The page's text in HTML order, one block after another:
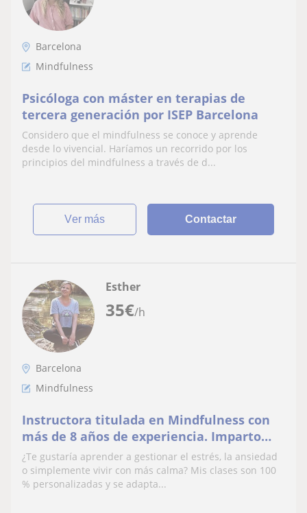
Barcelona
Mindfulness
Psicóloga con máster en terapias de
tercera generación por ISEP Barcelona
Considero que el mindfulness se conoce y aprende
desde lo vivencial. Haríamos un recorrido por los
principios del mindfulness a través de d...
ver más Contactar
35€/h
Esther
Barcelona
Mindfulness
Instructora titulada en Mindfulness con
más de 8 años de experiencia. Imparto
clases online y presenciales en Barcelona
para parti
¿Te gustaría aprender a gestionar el estrés, la ansiedad
o simplemente vivir con más calma? Mis clases son 100
% personalizadas y se adapta...